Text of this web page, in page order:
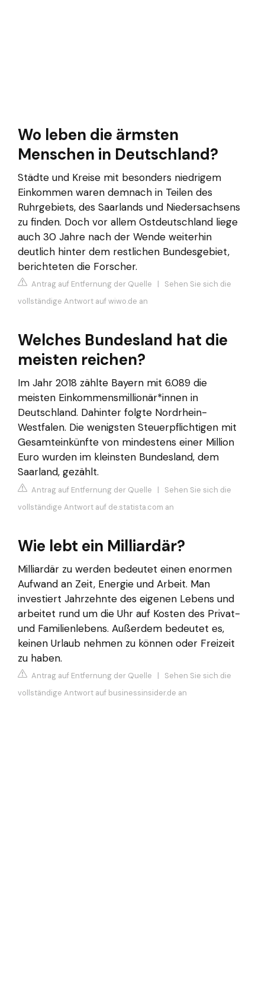
Wo leben die ärmsten
Menschen in Deutschland?
Städte und Kreise mit besonders niedrigem
Einkommen waren demnach in Teilen des
Ruhrgebiets, des Saarlands und Niedersachsens
zu finden. Doch vor allem Ostdeutschland liege
auch 30 Jahre nach der Wende weiterhin
deutlich hinter dem restlichen Bundesgebiet,
berichteten die Forscher.
Antrag auf Entfernung der Quelle | Sehen Sie sich die
vollständige Antwort auf wiwo.de an
Welches Bundesland hat die
meisten reichen?
Im Jahr 2018 zählte Bayern mit 6.089 die
meisten Einkommensmillionär*innen in
Deutschland. Dahinter folgte Nordrhein-
Westfalen. Die wenigsten Steuerpflichtigen mit
Gesamteinkünfte von mindestens einer Million
Euro wurden im kleinsten Bundesland, dem
Saarland, gezählt.
Antrag auf Entfernung der Quelle | Sehen Sie sich die
vollständige Antwort auf de.statista.com an
Wie lebt ein Milliardär?
Milliardär zu werden bedeutet einen enormen
Aufwand an Zeit, Energie und Arbeit. Man
investiert Jahrzehnte des eigenen Lebens und
arbeitet rund um die Uhr auf Kosten des Privat-
und Familienlebens. Außerdem bedeutet es,
keinen Urlaub nehmen zu können oder Freizeit
zu haben.
Antrag auf Entfernung der Quelle | Sehen Sie sich die
vollständige Antwort auf businessinsider.de an